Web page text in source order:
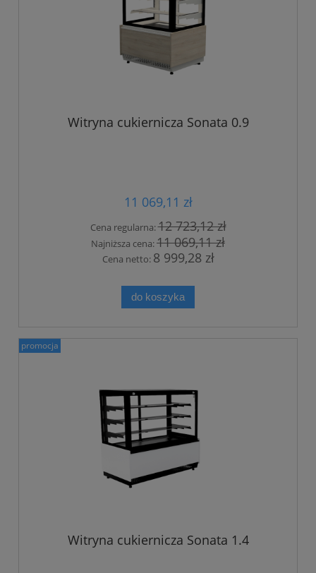
Witryna cukiernicza Sonata 0.9
11 069,11 zł
Cena regularna:12 723,12 zł
Najniższa cena:11 069,11 zł
Cena netto: 8 999,28 zł
do koszyka
Witryna cukiernicza Sonata 1.4
promocja